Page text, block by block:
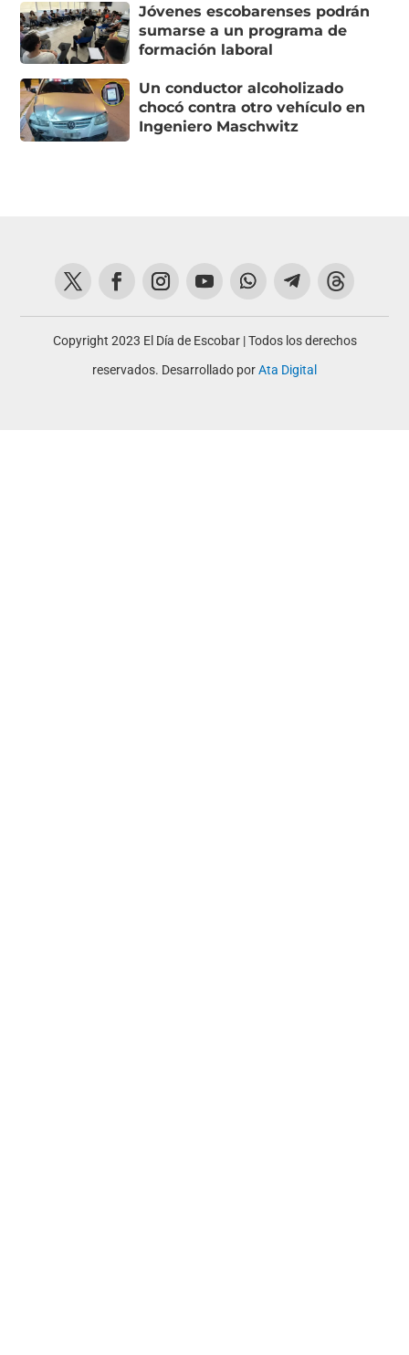
Jóvenes escobarenses podrán
sumarse a un programa de
formación laboral
Un conductor alcoholizado
chocó contra otro vehículo en
Ingeniero Maschwitz
Copyright 2023 El Día de Escobar | Todos los derechos
reservados. Desarrollado porAta Digital